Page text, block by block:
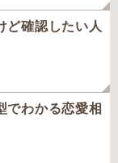
ど確認したい人
でわかる恋愛相